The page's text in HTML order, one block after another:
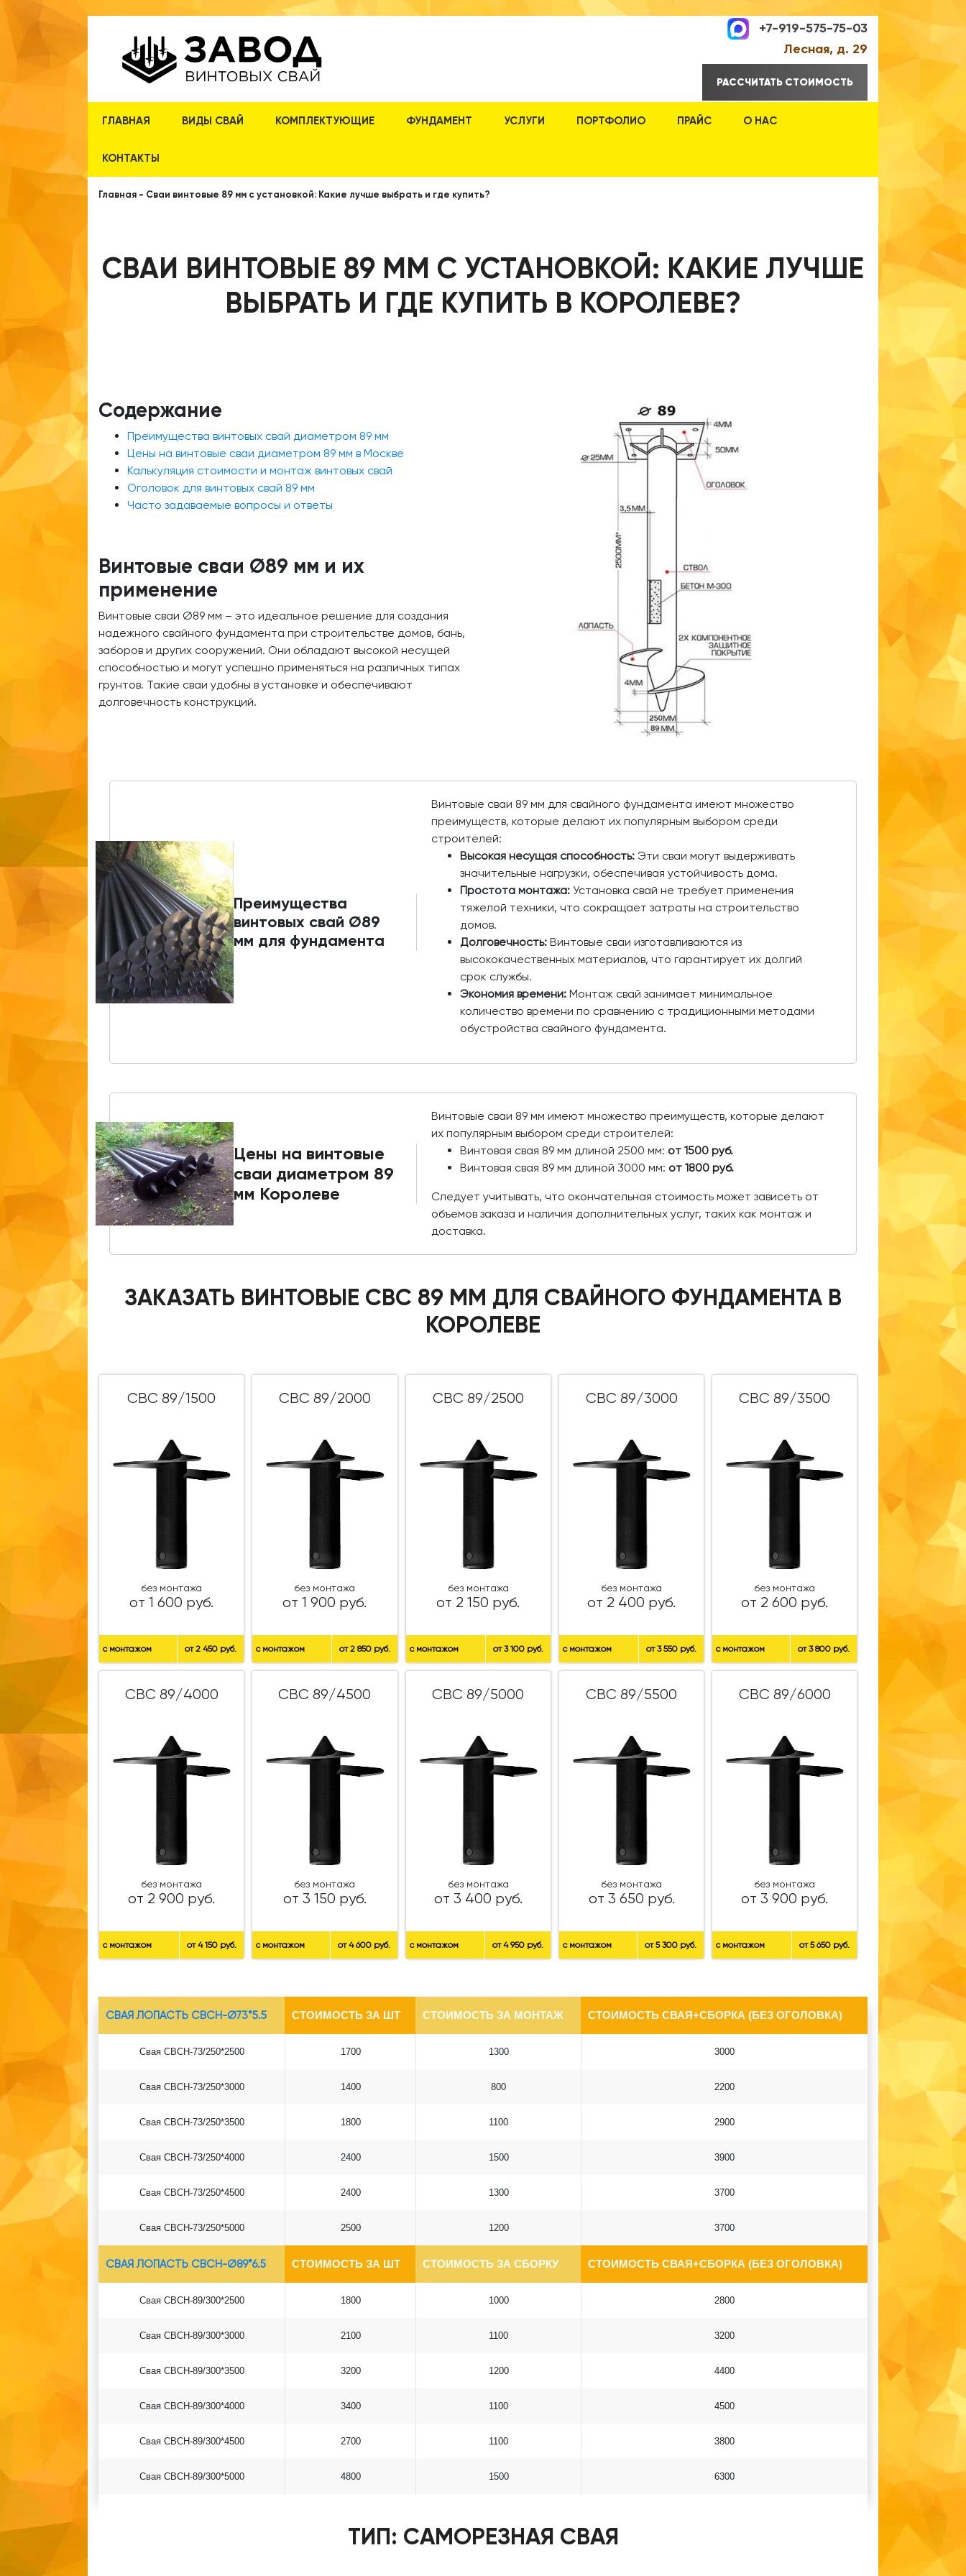
+7-919-575-75-03
Лесная, д. 29
РАССЧИТАТЬ СТОИМОСТЬ
ГЛАВНАЯ ВИДЫ СВАЙ КОМПЛЕКТУЮЩИЕ ФУНДАМЕНТ УСЛУГИ ПОРТФОЛИО ПРАЙС О НАС
КОНТАКТЫ
Главная - Сваи винтовые 89 мм с установкой: Какие лучше выбрать и где купить?
СВАИ ВИНТОВЫЕ 89 ММ С УСТАНОВКОЙ: КАКИЕ ЛУЧШЕ
ВЫБРАТЬ И ГДЕ КУПИТЬ В КОРОЛЕВЕ?
Содержание
Преимущества винтовых свай диаметром 89 мм
Цены на винтовые сваи диаметром 89 мм в Москве
Калькуляция стоимости и монтаж винтовых свай
Оголовок для винтовых свай 89 мм
Часто задаваемые вопросы и ответы
Винтовые сваи Ø89 мм и их
применение
Винтовые сваи Ø89 мм – это идеальное решение для создания
надежного свайного фундамента при строительстве домов, бань,
заборов и других сооружений. Они обладают высокой несущей
способностью и могут успешно применяться на различных типах
грунтов. Такие сваи удобны в установке и обеспечивают
долговечность конструкций.
Преимущества
винтовых свай Ø89
мм для фундамента
Винтовые сваи 89 мм для свайного фундамента имеют множество
преимуществ, которые делают их популярным выбором среди
строителей:
Высокая несущая способность: Эти сваи могут выдерживать
значительные нагрузки, обеспечивая устойчивость дома.
Простота монтажа: Установка свай не требует применения
тяжелой техники, что сокращает затраты на строительство
домов.
Долговечность: Винтовые сваи изготавливаются из
высококачественных материалов, что гарантирует их долгий
срок службы.
Экономия времени: Монтаж свай занимает минимальное
количество времени по сравнению с традиционными методами
обустройства свайного фундамента.
Цены на винтовые
сваи диаметром 89
мм Королеве
Винтовые сваи 89 мм имеют множество преимуществ, которые делают
их популярным выбором среди строителей:
Винтовая свая 89 мм длиной 2500 мм: от 1500 руб.
Винтовая свая 89 мм длиной 3000 мм: от 1800 руб.
Следует учитывать, что окончательная стоимость может зависеть от
объемов заказа и наличия дополнительных услуг, таких как монтаж и
доставка.
ЗАКАЗАТЬ ВИНТОВЫЕ СВС 89 ММ ДЛЯ СВАЙНОГО ФУНДАМЕНТА В
КОРОЛЕВЕ
СВС 89/1500
без монтажа
от 1 600 руб.
с монтажом от 2 450 руб.
СВС 89/2000
без монтажа
от 1 900 руб.
с монтажом от 2 850 руб.
СВС 89/2500
без монтажа
от 2 150 руб.
с монтажом от 3 100 руб.
СВС 89/3000
без монтажа
от 2 400 руб.
с монтажом от 3 550 руб.
СВС 89/3500
без монтажа
от 2 600 руб.
с монтажом от 3 800 руб.
СВС 89/4000
без монтажа
от 2 900 руб.
с монтажом от 4 150 руб.
СВС 89/4500
без монтажа
от 3 150 руб.
с монтажом от 4 600 руб.
СВС 89/5000
без монтажа
от 3 400 руб.
с монтажом от 4 950 руб.
СВС 89/5500
без монтажа
от 3 650 руб.
с монтажом от 5 300 руб.
СВС 89/6000
без монтажа
от 3 900 руб.
с монтажом от 5 650 руб.
СВАЯ ЛОПАСТЬ СВСН-Ø73*5.5 СТОИМОСТЬ ЗА ШТ СТОИМОСТЬ ЗА МОНТАЖ СТОИМОСТЬ СВАЯ+СБОРКА (БЕЗ ОГОЛОВКА)
Свая СВСН-73/250*2500 1700 1300 3000
Свая СВСН-73/250*3000 1400 800 2200
Свая СВСН-73/250*3500 1800 1100 2900
Свая СВСН-73/250*4000 2400 1500 3900
Свая СВСН-73/250*4500 2400 1300 3700
Свая СВСН-73/250*5000 2500 1200 3700
СВАЯ ЛОПАСТЬ СВСН-Ø89*6.5 СТОИМОСТЬ ЗА ШТ СТОИМОСТЬ ЗА СБОРКУ СТОИМОСТЬ СВАЯ+СБОРКА (БЕЗ ОГОЛОВКА)
Свая СВСН-89/300*2500 1800 1000 2800
Свая СВСН-89/300*3000 2100 1100 3200
Свая СВСН-89/300*3500 3200 1200 4400
Свая СВСН-89/300*4000 3400 1100 4500
Свая СВСН-89/300*4500 2700 1100 3800
Свая СВСН-89/300*5000 4800 1500 6300
ТИП: САМОРЕЗНАЯ СВАЯ